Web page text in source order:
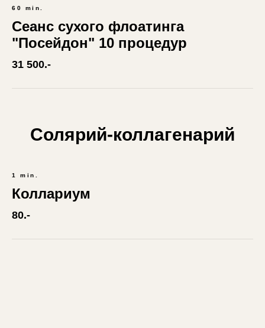
60 min.
Сеанс сухого флоатинга
"Посейдон" 10 процедур
31 500.-
Солярий-коллагенарий
1 min.
Коллариум
80.-